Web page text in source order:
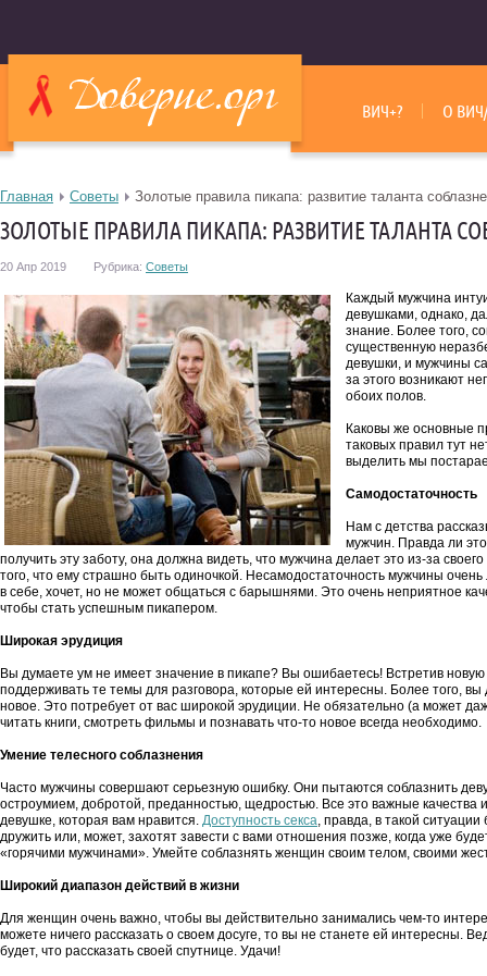
ВИЧ+? О
Главная Советы Золотые правила пикапа: развитие таланта
ЗОЛОТЫЕ ПРАВИЛА ПИКАПА: РАЗВИТИЕ ТАЛАНТА
20 Апр 2019 Рубрика: Советы
Каждый мужчина
девушками, однако,
знание. Более того,
существенную
девушки, и мужчины
за этого возникают
обоих полов.
Каковы же основные
таковых правил тут
выделить мы
Самодостаточность
Нам с детства
мужчин. Правда ли
получить эту заботу, она должна видеть, что мужчина делает это из-за
того, что ему страшно быть одиночкой. Несамодостаточность мужчины
в себе, хочет, но не может общаться с барышнями. Это очень неприятное
чтобы стать успешным пикапером.
Широкая эрудиция
Вы думаете ум не имеет значение в пикапе? Вы ошибаетесь! Встретив
поддерживать те темы для разговора, которые ей интересны. Более того, вы
новое. Это потребует от вас широкой эрудиции. Не обязательно (а может
читать книги, смотреть фильмы и познавать что-то новое всегда необходимо.
Умение телесного соблазнения
Часто мужчины совершают серьезную ошибку. Они пытаются соблазнить
остроумием, добротой, преданностью, щедростью. Все это важные качества
девушке, которая вам нравится. Доступность секса, правда, в такой
дружить или, может, захотят завести с вами отношения позже, когда уже
«горячими мужчинами». Умейте соблазнять женщин своим телом, своими
Широкий диапазон действий в жизни
Для женщин очень важно, чтобы вы действительно занимались чем-то
можете ничего рассказать о своем досуге, то вы не станете ей интересны.
будет, что рассказать своей спутнице. Удачи!